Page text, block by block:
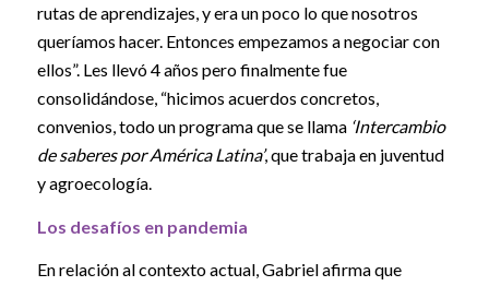
rutas de aprendizajes, y era un poco lo que nosotros
queríamos hacer. Entonces empezamos a negociar con
ellos”. Les llevó 4 años pero finalmente fue
consolidándose, “hicimos acuerdos concretos,
convenios, todo un programa que se llama ‘Intercambio
de saberes por América Latina’, que trabaja en juventud
y agroecología.
Los desafíos en pandemia
En relación al contexto actual, Gabriel afirma que